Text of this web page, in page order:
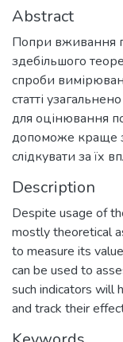
Abstract
Попри вживання
здебільшого
спроби
статті
для оцінювання
допоможе краще
слідкувати за їх
Description
Despite usage of
mostly theoretical
to measure its
can be used to
such indicators will
and track their